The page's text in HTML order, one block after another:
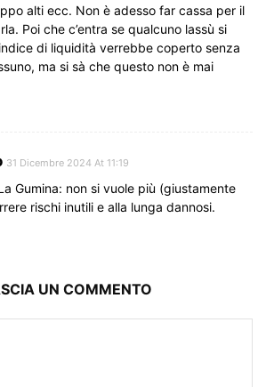
alti ecc. Non è adesso far cassa per il
Poi che c’entra se qualcuno lassù si
di liquidità verrebbe coperto senza
ma si sà che questo non è mai
31 Dicembre 2024 At 11:19
Gumina: non si vuole più (giustamente
rischi inutili e alla lunga dannosi.
UN COMMENTO